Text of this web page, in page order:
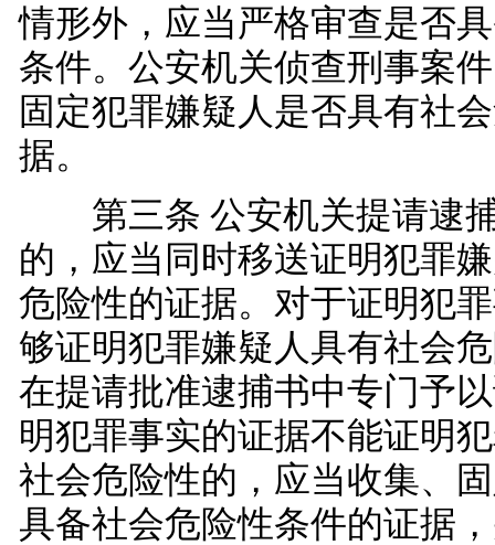
情形外，应当严格审查是否
条件。公安机关侦查刑事案
固定犯罪嫌疑人是否具有社
据。
第三条 公安机关提请逮
的，应当同时移送证明犯罪
危险性的证据。对于证明犯
够证明犯罪嫌疑人具有社会
在提请批准逮捕书中专门予
明犯罪事实的证据不能证明
社会危险性的，应当收集、
具备社会危险性条件的证据